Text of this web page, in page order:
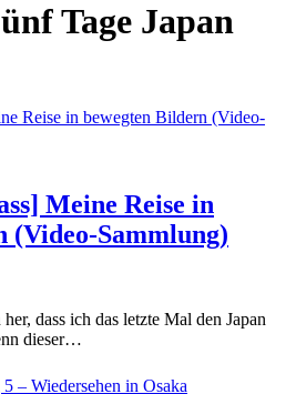
Tage Japan
Meine Reise in
(Video-Sammlung)
dass ich das letzte Mal den Japan
dieser…